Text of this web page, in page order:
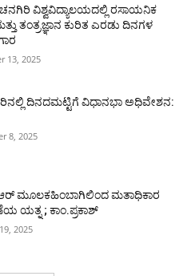
ವಿಶ್ವವಿದ್ಯಾಲಯದಲ್ಲಿ ರಸಾಯನಿಕ
ತಂತ್ರಜ್ಞಾನ ಕುರಿತ ಎರಡು ದಿನಗಳ
13, 2025
ದಿನದಮಟ್ಟಿಗೆ ವಿಧಾನಭಾ ಅಧಿವೇಶನ:
8, 2025
ಮೂಲಕಹಿಂಬಾಗಿಲಿಂದ ಮತಾಧಿಕಾರ
ಯತ್ನ ; ಕಾಂ.ಪ್ರಕಾಶ್
2025